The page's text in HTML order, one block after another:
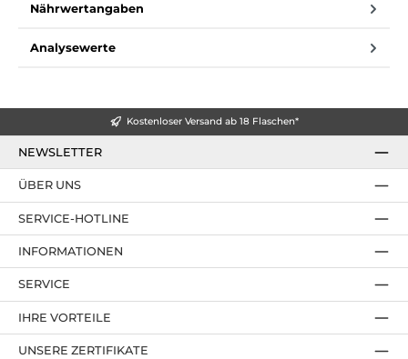
Nährwertangaben
Analysewerte
Kostenloser Versand ab 18 Flaschen*
NEWSLETTER
SERVICE-HOTLINE
IHRE VORTEILE
ÜBER UNS
UNSERE ZERTIFIKATE
INFORMATIONEN
SERVICE